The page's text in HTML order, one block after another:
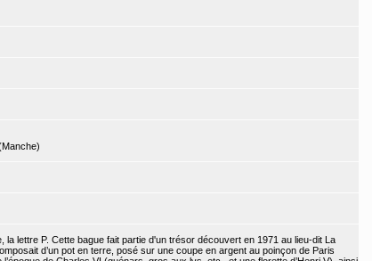
lettre P. Cette bague fait partie d'un trésor découvert en 1971 au lieu-dit La
d’un pot en terre, posé sur une coupe en argent au poinçon de Paris